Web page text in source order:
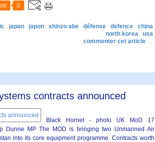
0
japan japon shinzo abe défense defence
china
north korea
usa
commenter cet article …
contracts announced
Black Hornet - photo UK MoD 17
Dunne MP The MOD is bringing two Unmanned Air
into its core equipment programme. Contracts worth